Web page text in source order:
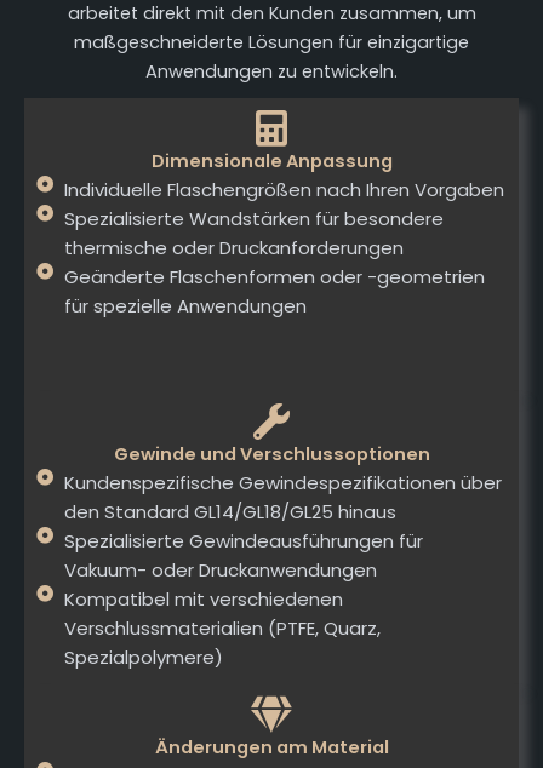
arbeitet direkt mit den Kunden zusammen, um
maßgeschneiderte Lösungen für einzigartige
Anwendungen zu entwickeln.
Dimensionale Anpassung
Individuelle Flaschengrößen nach Ihren Vorgaben
Spezialisierte Wandstärken für besondere
thermische oder Druckanforderungen
Geänderte Flaschenformen oder -geometrien
für spezielle Anwendungen
Gewinde und Verschlussoptionen
Kundenspezifische Gewindespezifikationen über
den Standard GL14/GL18/GL25 hinaus
Spezialisierte Gewindeausführungen für
Vakuum- oder Druckanwendungen
Kompatibel mit verschiedenen
Verschlussmaterialien (PTFE, Quarz,
Spezialpolymere)
Änderungen am Material